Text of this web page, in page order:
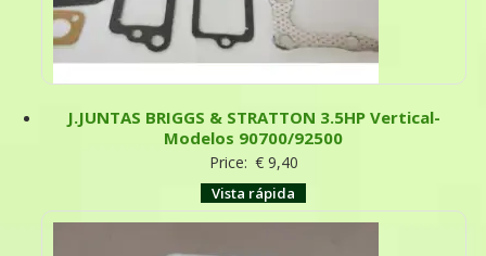
J.JUNTAS BRIGGS & STRATTON 3.5HP Vertical-
Modelos 90700/92500
Price: €9,40
Vista rápida